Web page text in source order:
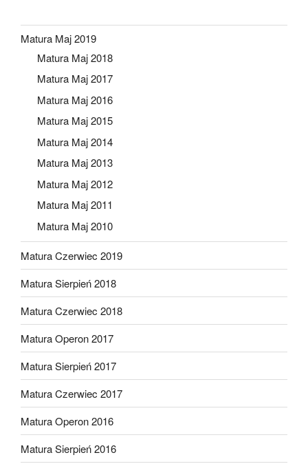
Matura Maj 2019
Matura Maj 2018
Matura Maj 2017
Matura Maj 2016
Matura Maj 2015
Matura Maj 2014
Matura Maj 2013
Matura Maj 2012
Matura Maj 2011
Matura Maj 2010
Matura Czerwiec 2019
Matura Sierpień 2018
Matura Czerwiec 2018
Matura Operon 2017
Matura Sierpień 2017
Matura Czerwiec 2017
Matura Operon 2016
Matura Sierpień 2016